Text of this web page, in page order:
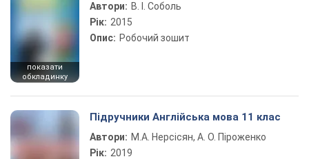
показати
обкладинку
Автори: В. І. Соболь
Рік: 2015
Опис: Робочий зошит
Підручники Англійська мова 11 клас
Автори: М.А. Нерсісян, А. О. Піроженко
Рік: 2019